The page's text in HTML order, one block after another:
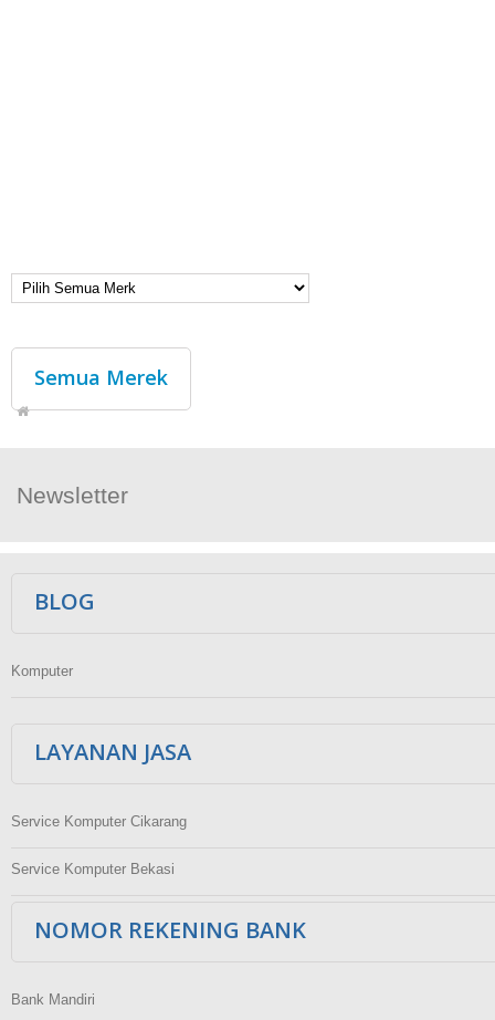
Semua Merek
Newsletter
BLOG
Komputer
LAYANAN JASA
Service Komputer Cikarang
Service Komputer Bekasi
NOMOR REKENING BANK
Bank Mandiri